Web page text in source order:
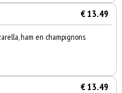
€ 13.49
ham en champignons
€ 13.49